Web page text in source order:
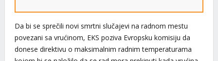
Da bi se sprečili novi smrtni slučajevi na radnom mestu
povezani sa vrućinom, EKS poziva Evropsku komisiju da
donese direktivu o maksimalnim radnim temperaturama